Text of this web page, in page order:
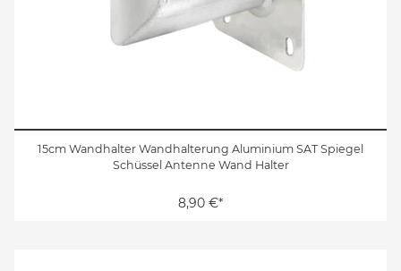
15cm Wandhalter Wandhalterung Aluminium SAT Spiegel
Schüssel Antenne Wand Halter
8,90 €*